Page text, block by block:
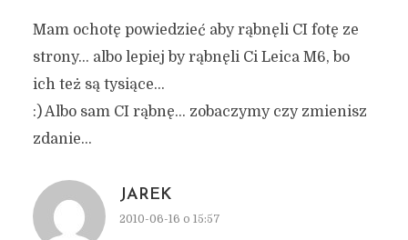
Mam ochotę powiedzieć aby rąbnęli CI fotę ze
strony… albo lepiej by rąbnęli Ci Leica M6, bo
ich też są tysiące…
:) Albo sam CI rąbnę… zobaczymy czy zmienisz
zdanie…
JAREK
2010-06-16 o 15:57